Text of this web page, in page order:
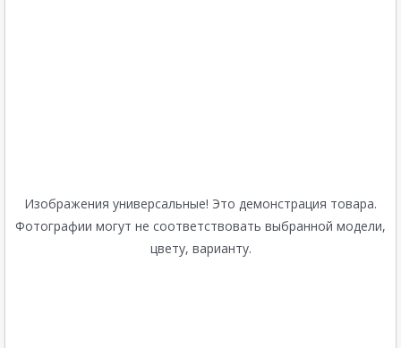
Изображения универсальные! Это демонстрация товара.
Фотографии могут не соответствовать выбранной модели,
цвету, варианту.